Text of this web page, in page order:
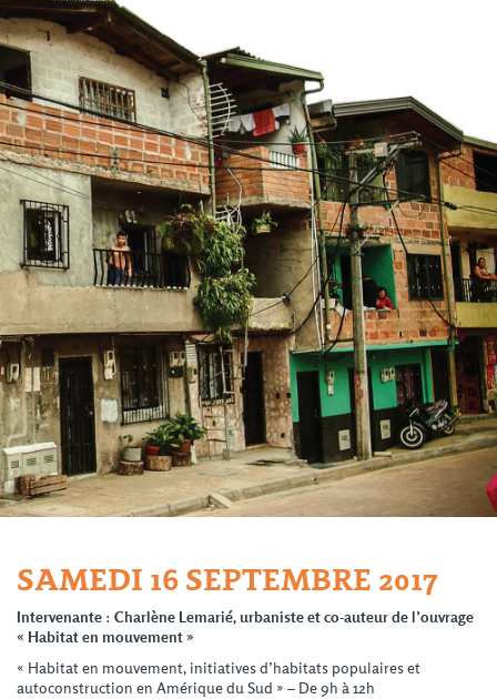
SAMEDI 16 SEPTEMBRE 2017
Intervenante : Charlène Lemarié, urbaniste et co-auteur de l’ouvrage
« Habitat en mouvement »
« Habitat en mouvement, initiatives d’habitats populaires et
autoconstruction en Amérique du Sud » – De 9h à 12h